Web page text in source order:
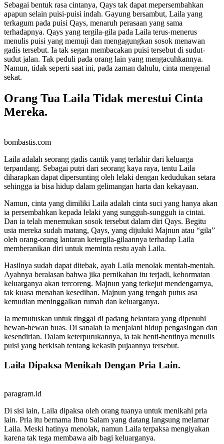
Sebagai bentuk rasa cintanya, Qays tak dapat mepersembahkan
apapun selain puisi-puisi indah. Gayung bersambut, Laila yang
terkagum pada puisi Qays, menaruh perasaan yang sama
terhadapnya. Qays yang tergila-gila pada Laila terus-menerus
menulis puisi yang memuji dan mengagungkan sosok menawan
gadis tersebut. Ia tak segan membacakan puisi tersebut di sudut-
sudut jalan. Tak peduli pada orang lain yang mengacuhkannya.
Namun, tidak seperti saat ini, pada zaman dahulu, cinta mengenal
sekat.
Orang Tua Laila Tidak merestui Cinta
Mereka.
bombastis.com
Laila adalah seorang gadis cantik yang terlahir dari keluarga
terpandang. Sebagai putri dari seorang kaya raya, tentu Laila
diharapkan dapat dipersunting oleh lelaki dengan kedudukan setara
sehingga ia bisa hidup dalam gelimangan harta dan kekayaan.
Namun, cinta yang dimiliki Laila adalah cinta suci yang hanya akan
ia persembahkan kepada lelaki yang sungguh-sungguh ia cintai.
Dan ia telah menemukan sosok tersebut dalam diri Qays. Begitu
usia mereka sudah matang, Qays, yang dijuluki Majnun atau “gila”
oleh orang-orang lantaran ketergila-gilaannya terhadap Laila
memberanikan diri untuk meminta restu ayah Laila.
Hasilnya sudah dapat ditebak, ayah Laila menolak mentah-mentah.
Ayahnya beralasan bahwa jika pernikahan itu terjadi, kehormatan
keluarganya akan tercoreng. Majnun yang terkejut mendengarnya,
tak kuasa menahan kesedihan. Majnun yang tengah putus asa
kemudian meninggalkan rumah dan keluarganya.
Ia memutuskan untuk tinggal di padang belantara yang dipenuhi
hewan-hewan buas. Di sanalah ia menjalani hidup pengasingan dan
kesendirian. Dalam keterpurukannya, ia tak henti-hentinya menulis
puisi yang berkisah tentang kekasih pujaannya tersebut.
Laila Dipaksa Menikah Dengan Pria Lain.
paragram.id
Di sisi lain, Laila dipaksa oleh orang tuanya untuk menikahi pria
lain. Pria itu bernama Ibnu Salam yang datang langsung melamar
Laila. Meski hatinya menolak, namun Laila terpaksa mengiyakan
karena tak tega membawa aib bagi keluarganya.